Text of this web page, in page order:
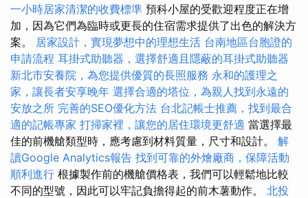
一小時居家清潔的收費標準 預科小屋的受歡迎程度正在增
加，因為它們為臨時或更長的住宿需求提供了出色的解決方
案。 居家設計，實現夢想中的理想生活 台南地區台胞證的
申請流程 耳掛式助聽器，選擇舒適且隱蔽的耳掛式助聽器
新北市安養院，為您提供優質的長照服務 永和的護理之
家，讓長者安享晚年 選擇合適的塔位，為親人找到永遠的
安放之所 完善的SEO優化方法 台北記帳士推薦，找到最合
適的記帳專家 打掃家裡，讓您的居住環境更舒適 當選擇最
佳的前機艙類型時，應考慮到材料質量，尺寸和設計。 解
讀Google Analytics報告 找到可靠的外燴廠商，保障活動
順利進行 根據製作前的機艙價格表，我們可以輕鬆地比較
不同的型號，因此可以牢記負擔得起的前木薯動作。 北投